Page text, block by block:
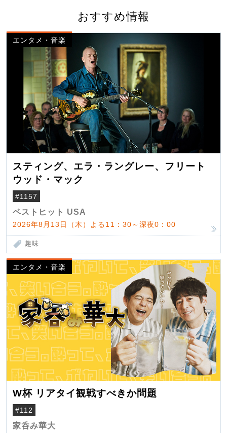
おすすめ情報
エンタメ・音楽
スティング、エラ・ラングレー、フリート
ウッド・マック
#1157
ベストヒット USA
2026年8月13日（木）よる11：30～深夜0：00
趣味
エンタメ・音楽
W杯 リアタイ観戦すべきか問題
#112
家呑み華大